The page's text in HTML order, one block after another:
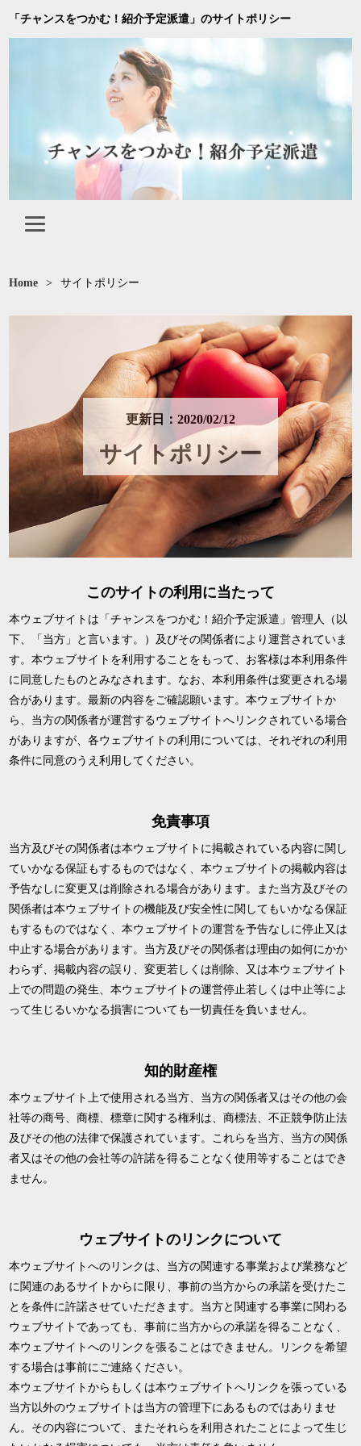
「チャンスをつかむ！紹介予定派遣」のサイトポリシー
Home > サイトポリシー
更新日：2020/02/12
サイトポリシー
このサイトの利用に当たって
本ウェブサイトは「チャンスをつかむ！紹介予定派遣」管理人（以
下、「当方」と言います。）及びその関係者により運営されていま
す。本ウェブサイトを利用することをもって、お客様は本利用条件
に同意したものとみなされます。なお、本利用条件は変更される場
合があります。最新の内容をご確認願います。本ウェブサイトか
ら、当方の関係者が運営するウェブサイトへリンクされている場合
がありますが、各ウェブサイトの利用については、それぞれの利用
条件に同意のうえ利用してください。
免責事項
当方及びその関係者は本ウェブサイトに掲載されている内容に関し
ていかなる保証もするものではなく、本ウェブサイトの掲載内容は
予告なしに変更又は削除される場合があります。また当方及びその
関係者は本ウェブサイトの機能及び安全性に関してもいかなる保証
もするものではなく、本ウェブサイトの運営を予告なしに停止又は
中止する場合があります。当方及びその関係者は理由の如何にかか
わらず、掲載内容の誤り、変更若しくは削除、又は本ウェブサイト
上での問題の発生、本ウェブサイトの運営停止若しくは中止等によ
って生じるいかなる損害についても一切責任を負いません。
知的財産権
本ウェブサイト上で使用される当方、当方の関係者又はその他の会
社等の商号、商標、標章に関する権利は、商標法、不正競争防止法
及びその他の法律で保護されています。これらを当方、当方の関係
者又はその他の会社等の許諾を得ることなく使用等することはでき
ません。
ウェブサイトのリンクについて
本ウェブサイトへのリンクは、当方の関連する事業および業務など
に関連のあるサイトからに限り、事前の当方からの承諾を受けたこ
とを条件に許諾させていただきます。当方と関連する事業に関わる
ウェブサイトであっても、事前に当方からの承諾を得ることなく、
本ウェブサイトへのリンクを張ることはできません。リンクを希望
する場合は事前にご連絡ください。
本ウェブサイトからもしくは本ウェブサイトへリンクを張っている
当方以外のウェブサイトは当方の管理下にあるものではありませ
ん。その内容について、またそれらを利用されたことによって生じ